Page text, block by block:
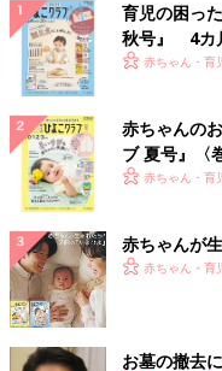
からだを温めるメリ
育児の困っ
秋号』 4カ
いっぱい！
赤ちゃん・育
赤ちゃんの
ブ 夏号』〈
く！ おっぱ
赤ちゃん・育
赤ちゃんが
赤ちゃん・育
お墓の撤去